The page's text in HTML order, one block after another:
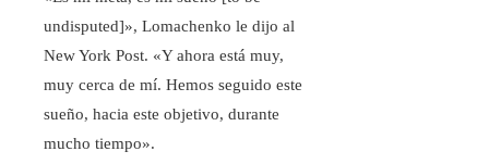
undisputed]», Lomachenko le dijo al
New York Post. «Y ahora está muy,
muy cerca de mí. Hemos seguido este
sueño, hacia este objetivo, durante
mucho tiempo».